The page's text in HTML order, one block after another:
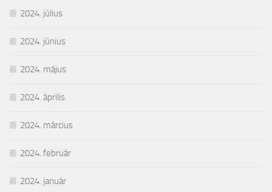
2024. július
2024. június
2024. május
2024. április
2024. március
2024. február
2024. január